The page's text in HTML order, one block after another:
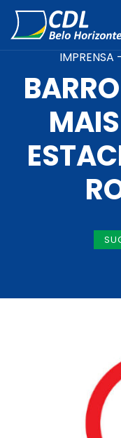
IMPRENSA -